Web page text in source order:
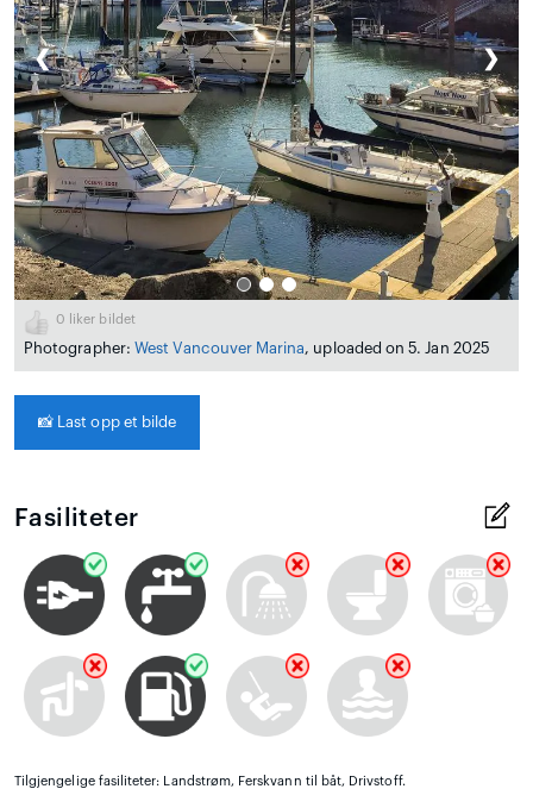
❮ ❯
0 liker bildet
Photographer: West Vancouver Marina, uploaded on 5. Jan 2025
📸 Last opp et bilde
Fasiliteter
Tilgjengelige fasiliteter: Landstrøm, Ferskvann til båt, Drivstoff.